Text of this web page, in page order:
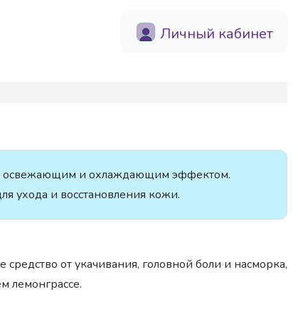
Личный кабинет
освежающим и охлаждающим эффектом.
ухода и восстановления кожи.
от укачивания, головной боли и насморка,
лемонграссе.